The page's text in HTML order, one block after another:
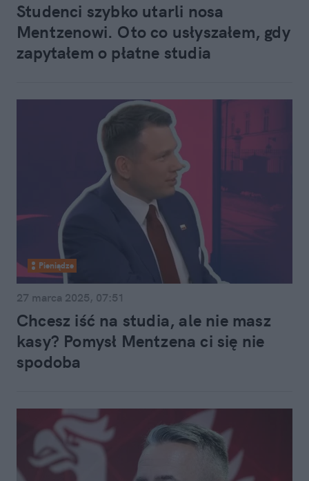
Studenci szybko utarli nosa
Mentzenowi. Oto co usłyszałem, gdy
zapytałem o płatne studia
Pieniądze
27 marca 2025, 07:51
Chcesz iść na studia, ale nie masz
kasy? Pomysł Mentzena ci się nie
spodoba